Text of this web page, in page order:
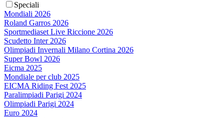
Speciali
Mondiali 2026
Roland Garros 2026
Sportmediaset Live Riccione 2026
Scudetto Inter 2026
Olimpiadi Invernali Milano Cortina 2026
Super Bowl 2026
Eicma 2025
Mondiale per club 2025
EICMA Riding Fest 2025
Paralimpiadi Parigi 2024
Olimpiadi Parigi 2024
Euro 2024